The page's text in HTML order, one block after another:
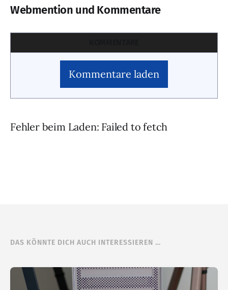
Webmention und Kommentare
Kommentare laden
Fehler beim Laden: Failed to fetch
DAS KÖNNTE DICH AUCH INTERESSIEREN …